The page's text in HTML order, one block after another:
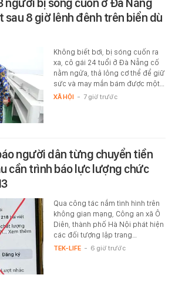
sau 8 giờ lênh đênh trên biển dù
Không biết bơi, bị sóng cuốn ra
xa, cô gái 24 tuổi ở Đà Nẵng cố
nằm ngửa, thả lỏng cơ thể để giữ
sức và may mắn bám được một…
XÃ HỘI - 7 giờ trước
người dân từng chuyển tiền
cần trình báo lực lượng chức
Qua công tác nắm tình hình trên
không gian mạng, Công an xã Ô
Diên, thành phố Hà Nội phát hiện
các đối tượng lập trang…
TEK-LIFE - 6 giờ trước